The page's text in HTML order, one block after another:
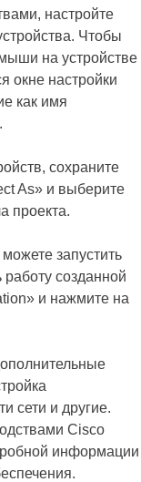
настройте
Чтобы
на устройстве
окне настройки
как имя
сохраните
As» и выберите
проекта.
запустить
созданной
и нажмите на
сети и другие.
Cisco
информации